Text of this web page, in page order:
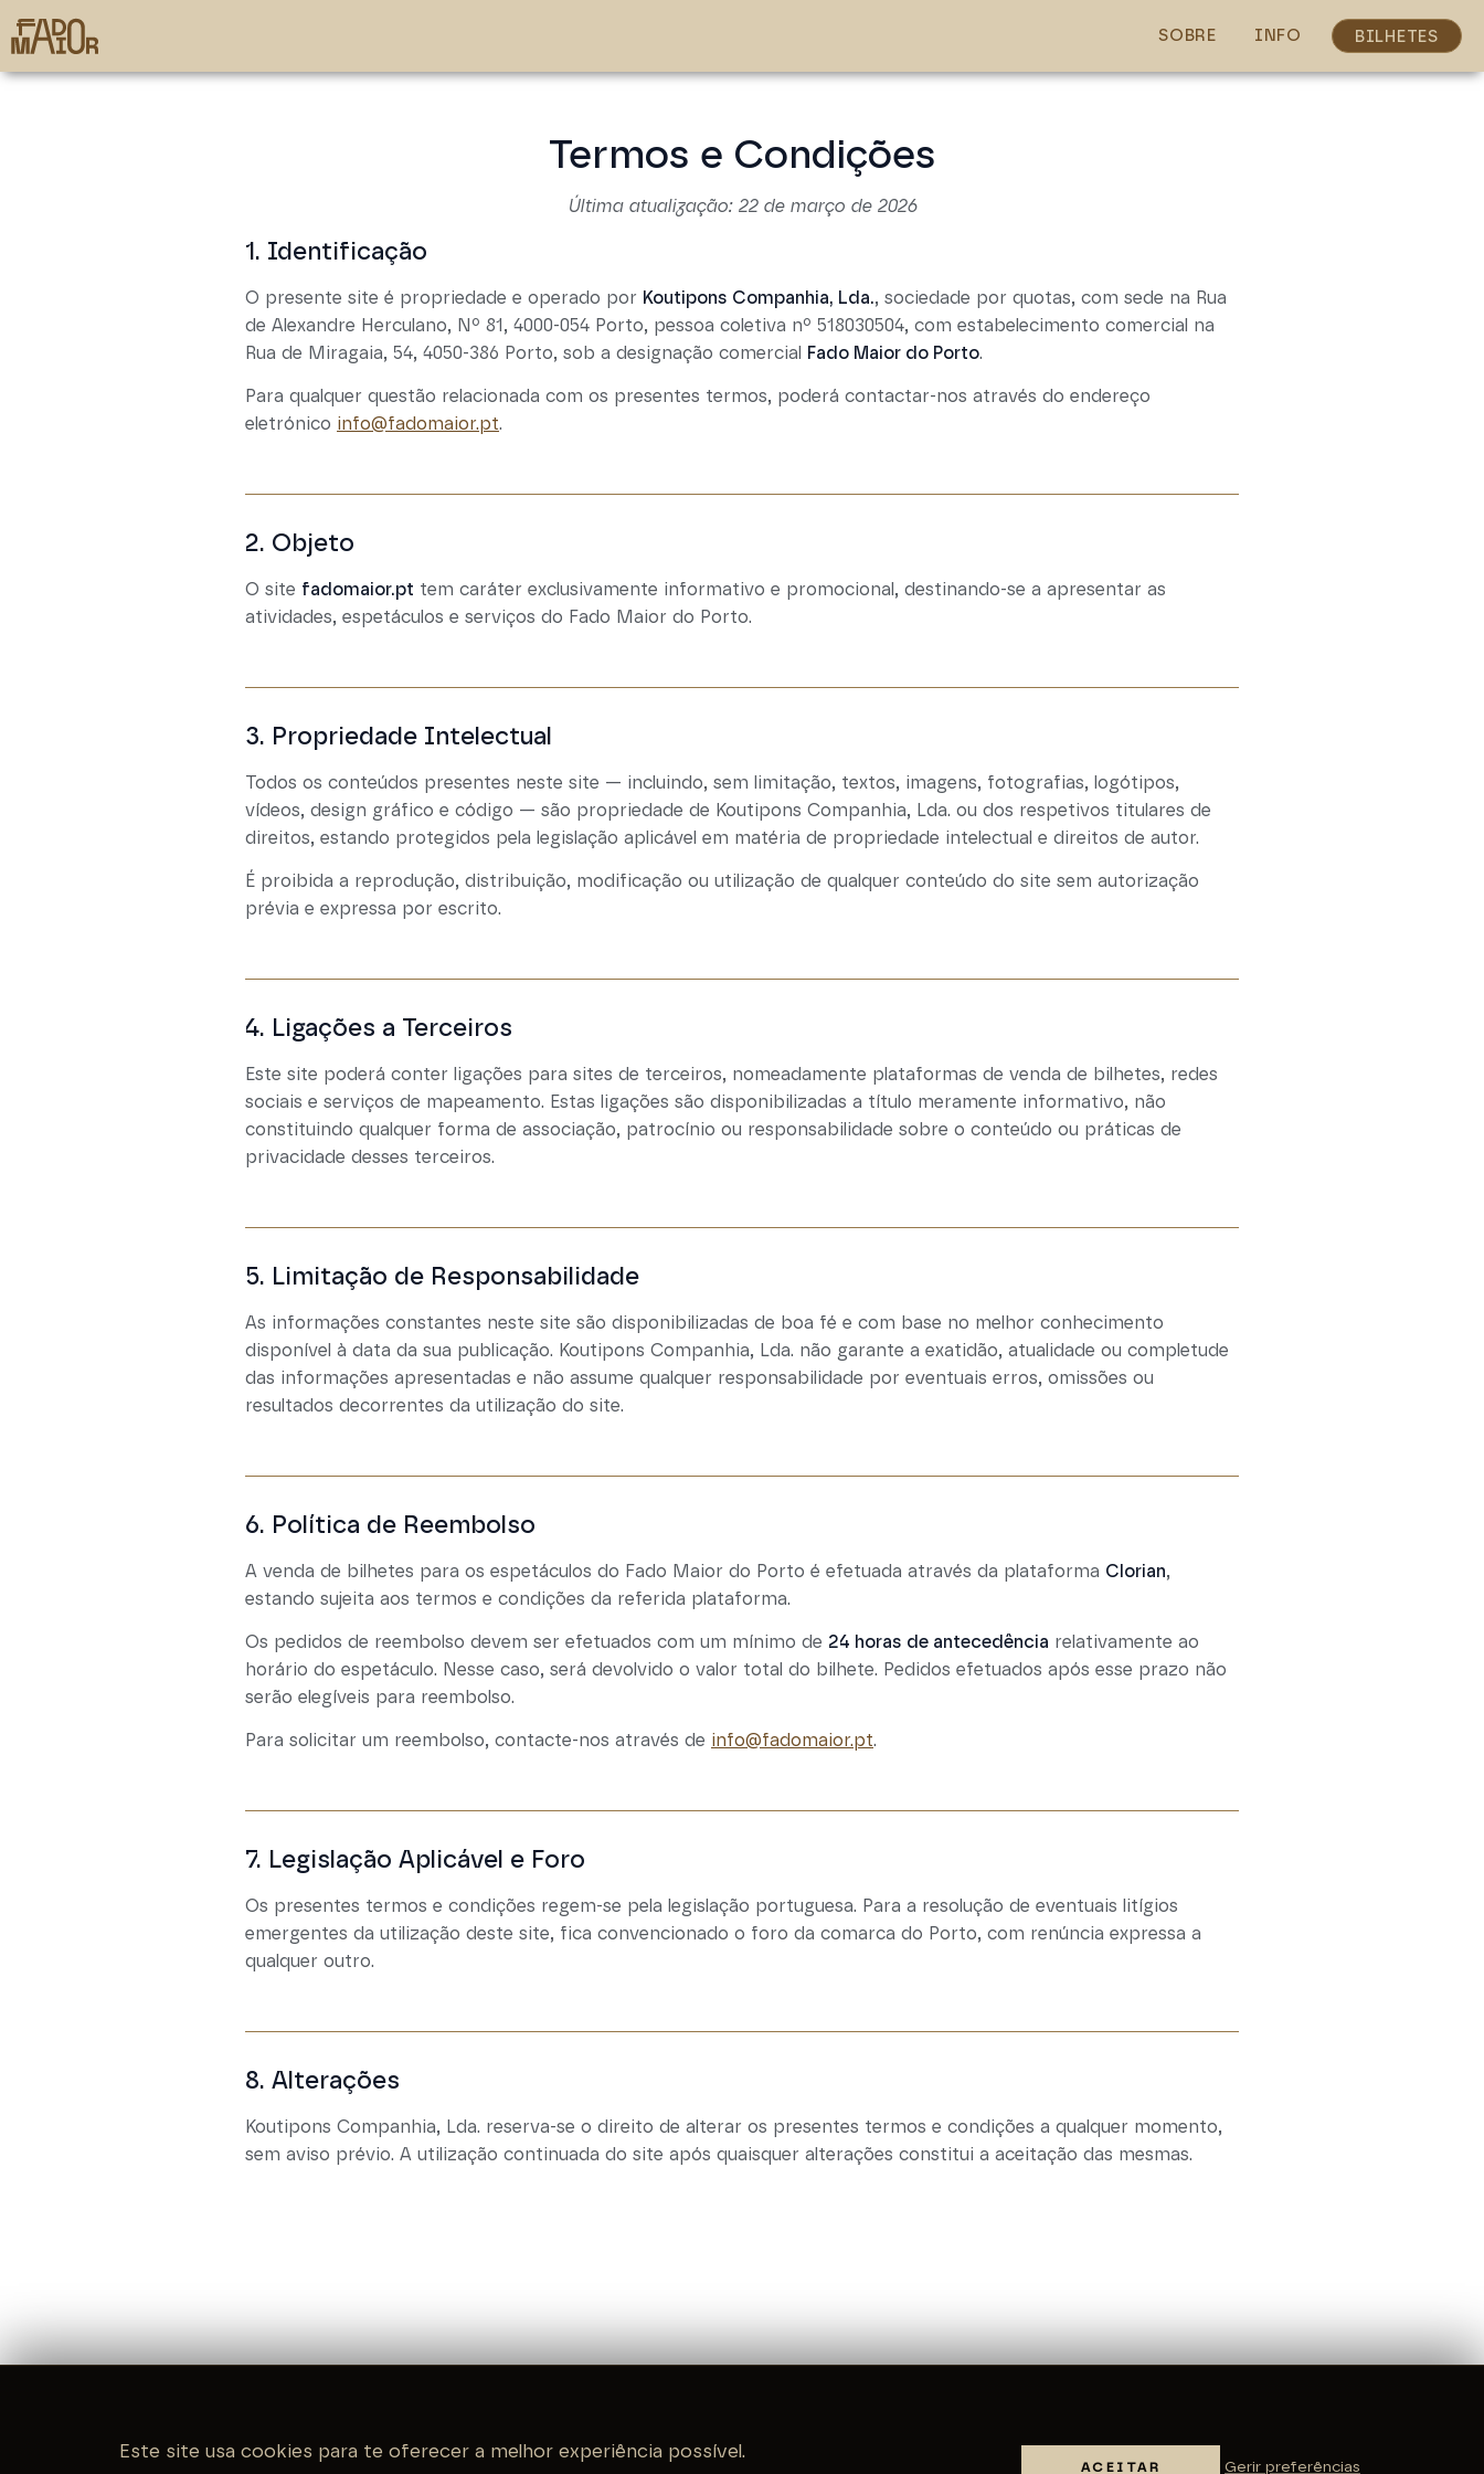
SOBRE INFO BILHETES
Termos e Condições
Última atualização: 22 de março de 2026
1. Identificação
O presente site é propriedade e operado por Koutipons Companhia, Lda., sociedade por quotas, com sede na Rua
de Alexandre Herculano, Nº 81, 4000-054 Porto, pessoa coletiva nº 518030504, com estabelecimento comercial na
Rua de Miragaia, 54, 4050-386 Porto, sob a designação comercial
Fado Maior do Porto.
Para qualquer questão relacionada com os presentes termos, poderá contactar-nos através do endereço
eletrónico info@fadomaior.pt.
2. Objeto
O site fadomaior.pt tem caráter exclusivamente informativo e promocional, destinando-se a apresentar as
atividades, espetáculos e serviços do Fado Maior do Porto.
3. Propriedade Intelectual
Todos os conteúdos presentes neste site — incluindo, sem limitação, textos, imagens, fotografias, logótipos,
vídeos, design gráfico e código — são propriedade de Koutipons Companhia, Lda. ou dos respetivos titulares de
direitos, estando protegidos pela legislação aplicável em matéria de propriedade intelectual e direitos de autor.
É proibida a reprodução, distribuição, modificação ou utilização de qualquer conteúdo do site sem autorização
prévia e expressa por escrito.
4. Ligações a Terceiros
Este site poderá conter ligações para sites de terceiros, nomeadamente plataformas de venda de bilhetes, redes
sociais e serviços de mapeamento. Estas ligações são disponibilizadas a título meramente informativo, não
constituindo qualquer forma de associação, patrocínio ou responsabilidade sobre o conteúdo ou práticas de
privacidade desses terceiros.
5. Limitação de Responsabilidade
As informações constantes neste site são disponibilizadas de boa fé e com base no melhor conhecimento
disponível à data da sua publicação. Koutipons Companhia, Lda. não garante a exatidão, atualidade ou completude
das informações apresentadas e não assume qualquer responsabilidade por eventuais erros, omissões ou
resultados decorrentes da utilização do site.
6. Política de Reembolso
A venda de bilhetes para os espetáculos do Fado Maior do Porto é efetuada através da plataforma Clorian,
estando sujeita aos termos e condições da referida plataforma.
Os pedidos de reembolso devem ser efetuados com um mínimo de 24 horas de antecedência relativamente ao
horário do espetáculo. Nesse caso, será devolvido o valor total do bilhete. Pedidos efetuados após esse prazo não
serão elegíveis para reembolso.
Para solicitar um reembolso, contacte-nos através de info@fadomaior.pt.
7. Legislação Aplicável e Foro
Os presentes termos e condições regem-se pela legislação portuguesa. Para a resolução de eventuais litígios
emergentes da utilização deste site, fica convencionado o foro da comarca do Porto, com renúncia expressa a
qualquer outro.
8. Alterações
Koutipons Companhia, Lda. reserva-se o direito de alterar os presentes termos e condições a qualquer momento,
sem aviso prévio. A utilização continuada do site após quaisquer alterações constitui a aceitação das mesmas.
Este site usa cookies para te oferecer a melhor experiência possível.
ACEITAR Gerir preferências